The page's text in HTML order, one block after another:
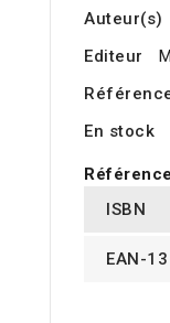
Auteur(s)
Editeur
En stock
ISBN
EAN-13